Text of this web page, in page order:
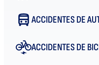
ACCIDENTES DE
ACCIDENTES DE